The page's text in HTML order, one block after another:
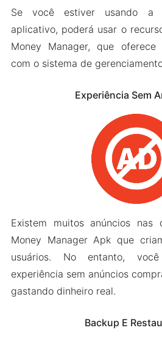
Se você estiver usando a
aplicativo, poderá usar o
Money Manager, que oferece
com o sistema de
Experiência Sem
Existem muitos anúncios nas
Money Manager Apk que
usuários. No entanto,
experiência sem anúncios
gastando dinheiro real.
Backup E